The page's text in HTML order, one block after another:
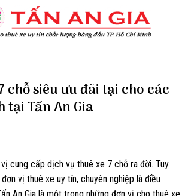
chỗ siêu ưu đãi tại cho các
tại Tấn An Gia
vị cung cấp dịch vụ thuê xe 7 chỗ ra đời. Tuy
vị thuê xe uy tín, chuyên nghiệp là điều
An Gia là một trong những đơn vị cho thuê xe